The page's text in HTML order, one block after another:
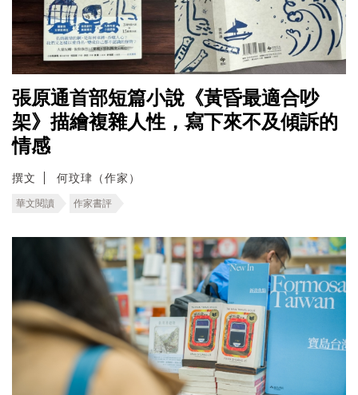
張原通首部短篇小說《黃昏最適合吵
架》描繪複雜人性，寫下來不及傾訴的
情感
撰文 何玟珒（作家）
華文閱讀 作家書評